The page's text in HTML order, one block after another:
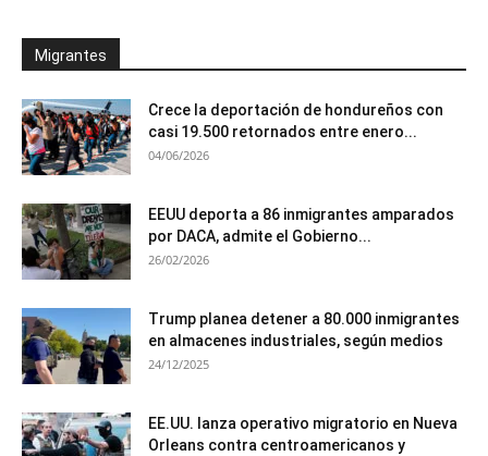
Migrantes
Crece la deportación de hondureños con
casi 19.500 retornados entre enero...
04/06/2026
EEUU deporta a 86 inmigrantes amparados
por DACA, admite el Gobierno...
26/02/2026
Trump planea detener a 80.000 inmigrantes
en almacenes industriales, según medios
24/12/2025
EE.UU. lanza operativo migratorio en Nueva
Orleans contra centroamericanos y